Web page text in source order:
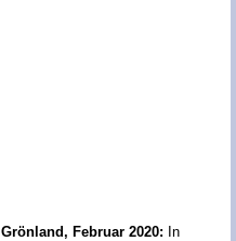
Grönland, Februar 2020: In